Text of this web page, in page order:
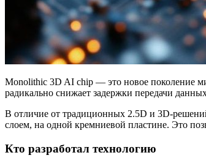
Monolithic 3D AI chip — это новое поколение
радикально снижает задержки передачи
В отличие от традиционных 2.5D и 3D-
слоем, на одной кремниевой пластине. Это
Кто разработал технологию